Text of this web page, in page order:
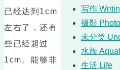
已经达到1cm
左右了，还有
些已经超过
1cm。能够非
写作
摄影
未分类
水族
生活 Life